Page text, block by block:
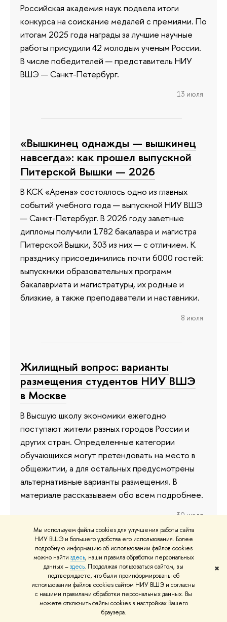
Мы используем файлы cookies для улучшения работы сайта
НИУ ВШЭ и большего удобства его использования. Более
подробную информацию об использовании файлов cookies
можно найти здесь, наши правила обработки персональных
данных –здесь. Продолжая пользоваться сайтом, вы
подтверждаете, что были проинформированы об
использовании файлов cookies сайтом НИУ ВШЭ и согласны
с нашими правилами обработки персональных данных. Вы
можете отключить файлы cookies в настройках Вашего
браузера.
✖
Российская академия наук подвела итоги
конкурса на соискание медалей с премиями. По
итогам 2025 года награды за лучшие научные
работы присудили 42 молодым ученым России.
В числе победителей — представитель НИУ
ВШЭ — Санкт-Петербург.
13 июля
«Вышкинец однажды — вышкинец
навсегда»: как прошел выпускной
Питерской Вышки — 2026
В КСК «Арена» состоялось одно из главных
событий учебного года — выпускной НИУ ВШЭ
— Санкт-Петербург. В 2026 году заветные
дипломы получили 1782 бакалавра и магистра
Питерской Вышки, 303 из них — с отличием. К
празднику присоединились почти 6000 гостей:
выпускники образовательных программ
бакалавриата и магистратуры, их родные и
близкие, а также преподаватели и наставники.
8 июля
Жилищный вопрос: варианты
размещения студентов НИУ ВШЭ
в Москве
В Высшую школу экономики ежегодно
поступают жители разных городов России и
других стран. Определенные категории
обучающихся могут претендовать на место в
общежитии, а для остальных предусмотрены
альтернативные варианты размещения. В
материале рассказываем обо всем подробнее.
30 июля
«Новое поколение защитников»: в
НИУ ВШЭ состоялся выпуск
лейтенантов запаса
25 июля в атриуме здания НИУ ВШЭ на